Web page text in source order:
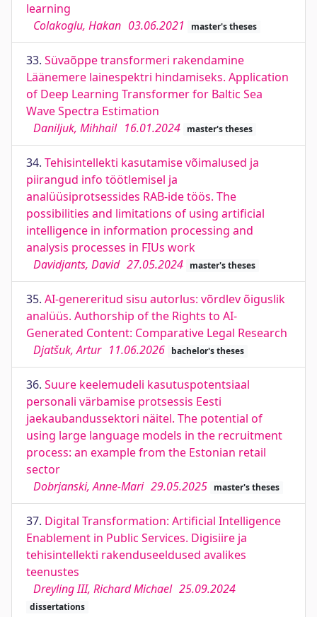
learning
Colakoglu, Hakan 03.06.2021 master's theses
33. Süvaõppe transformeri rakendamine
Läänemere lainespektri hindamiseks. Application
of Deep Learning Transformer for Baltic Sea
Wave Spectra Estimation
Daniljuk, Mihhail 16.01.2024 master's theses
34. Tehisintellekti kasutamise võimalused ja
piirangud info töötlemisel ja
analüüsiprotsessides RAB-ide töös. The
possibilities and limitations of using artificial
intelligence in information processing and
analysis processes in FIUs work
Davidjants, David 27.05.2024 master's theses
35. AI-genereritud sisu autorlus: võrdlev õiguslik
analüüs. Authorship of the Rights to AI-
Generated Content: Comparative Legal Research
Djatšuk, Artur 11.06.2026 bachelor's theses
36. Suure keelemudeli kasutuspotentsiaal
personali värbamise protsessis Eesti
jaekaubandussektori näitel. The potential of
using large language models in the recruitment
process: an example from the Estonian retail
sector
Dobrjanski, Anne-Mari 29.05.2025 master's theses
37. Digital Transformation: Artiﬁcial Intelligence
Enablement in Public Services. Digisiire ja
tehisintellekti rakenduseeldused avalikes
teenustes
Dreyling III, Richard Michael 25.09.2024
dissertations